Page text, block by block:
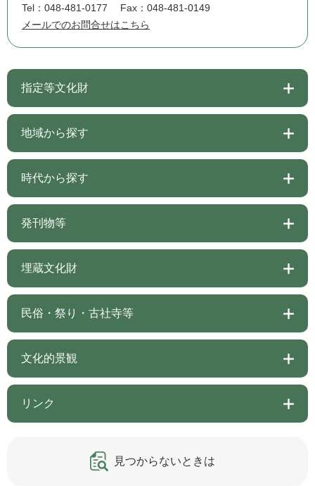
Tel：048-481-0177
Fax：048-481-0149
メールでのお問合せはこちら
指定等文化財
地域から探す
時代から探す
発刊物等
埋蔵文化財
民俗・祭り・古社寺等
文化的景観
リンク
見つからないときは